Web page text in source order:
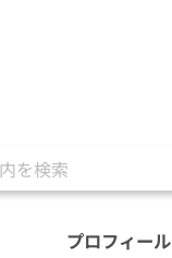
プロフィール